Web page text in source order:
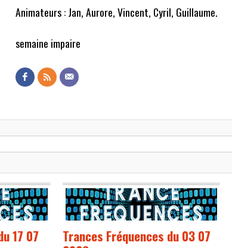
Animateurs : Jan, Aurore, Vincent, Cyril, Guillaume.
semaine impaire
17 07
Trances Fréquences du 03 07